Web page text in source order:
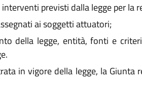
previsti dalla legge per la
ai soggetti attuatori;
della legge, entità, fonti e
in vigore della legge, la